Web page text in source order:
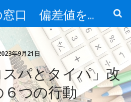
中学受験の窓口 偏差値を上げる勉強法
年9月21日
パとタイパ」改
つの行動